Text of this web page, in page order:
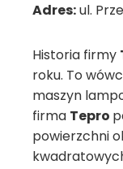
Adres:ul.
Historia firmy
roku. To
maszyn
firma Tepro
powierzchni